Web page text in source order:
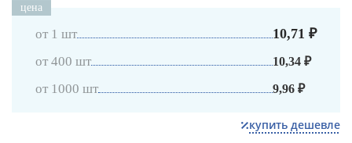
цена
от 1 шт 10,71 ₽
от 400 шт 10,34 ₽
от 1000 шт 9,96 ₽
купить дешевле